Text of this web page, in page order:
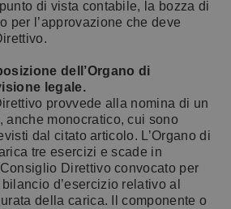
di vista contabile, la bozza di
per l’approvazione che deve
dell’Organo di
legale.
provvede alla nomina di un
anche monocratico, cui sono
dal citato articolo. L’Organo di
tre esercizi e scade in
Direttivo convocato per
d’esercizio relativo al
della carica. Il componente o